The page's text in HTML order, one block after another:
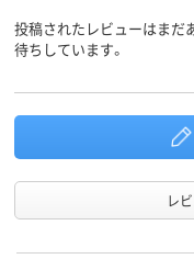
投稿されたレビューはまだ
待ちしています。
レ